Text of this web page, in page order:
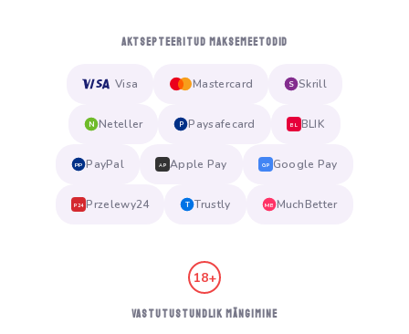
AKTSEPTEERITUD MAKSEMEETODID
Visa Mastercard S Skrill
N Neteller P Paysafecard BL BLIK
PP PayPal AP Apple Pay GP Google Pay
P24 Przelewy24 T Trustly MB MuchBetter
18+
VASTUTUSTUNDLIK MÄNGIMINE